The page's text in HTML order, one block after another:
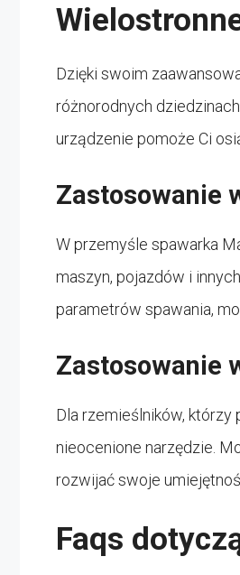
Dzięki swoim
różnorodnych
urządzenie pomoże Ci
Zastosowanie
W przemyśle spawarka
maszyn, pojazdów i
parametrów spawania,
Zastosowanie
Dla rzemieślników, którzy
nieocenione narzędzie.
rozwijać swoje
Faqs